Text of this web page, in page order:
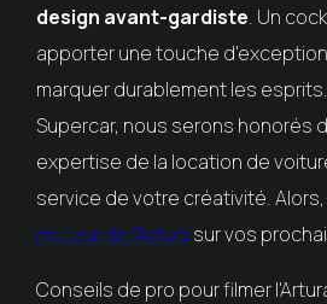
design avant-gardiste. Un
apporter une touche
marquer durablement les
Supercar, nous serons honorés
expertise de la location de
service de votre créativité. Alors,
moteur de l'Artura sur vos
Conseils de pro pour filmer